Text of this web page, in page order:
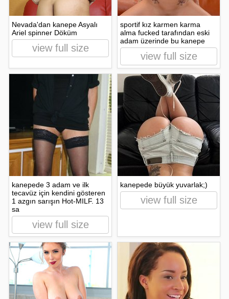
Nevada'dan kanepe Asyalı
Ariel spinner Döküm
view full size
sportif kız karmen karma
alma fucked tarafından eski
adam üzerinde bu kanepe
view full size
kanepede 3 adam ve ilk
tecavüz için kendini gösteren
1 azgın sarışın Hot-MILF. 13
sa
view full size
kanepede büyük yuvarlak;)
view full size